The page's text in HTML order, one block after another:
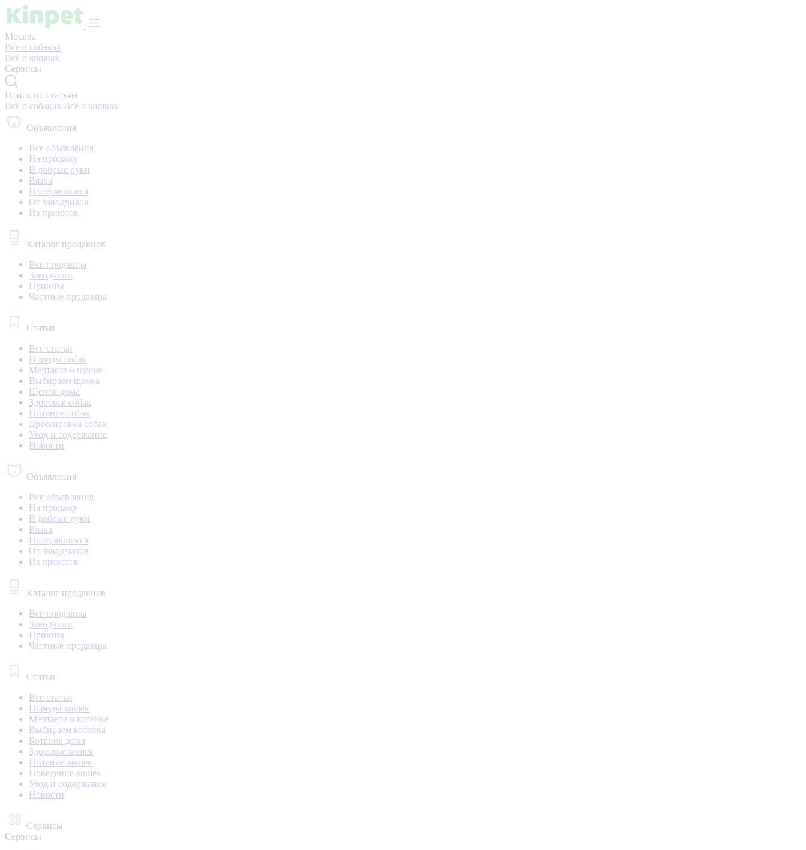
Москва
Всё о собаках
Всё о кошках
Сервисы
Поиск по статьям
Всё о собаках Всё о кошках
Объявления
Все объявления
На продажу
В добрые руки
Вязка
Потерявшиеся
От заводчиков
Из приютов
Каталог продавцов
Все продавцы
Заводчики
Приюты
Частные продавцы
Статьи
Все статьи
Породы собак
Мечтаете о щенке
Выбираем щенка
Щенок дома
Здоровье собак
Питание собак
Дрессировка собак
Уход и содержание
Новости
Объявления
Все объявления
На продажу
В добрые руки
Вязка
Потерявшиеся
От заводчиков
Из приютов
Каталог продавцов
Все продавцы
Заводчики
Приюты
Частные продавцы
Статьи
Все статьи
Породы кошек
Мечтаете о котенке
Выбираем котенка
Котенок дома
Здоровье кошек
Питание кошек
Поведение кошек
Уход и содержание
Новости
Сервисы
Сервисы